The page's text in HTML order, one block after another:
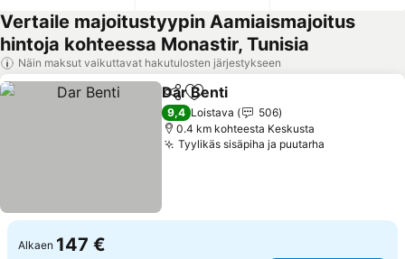
Vertaile majoitustyypin Aamiaismajoitus
hintoja kohteessa Monastir, Tunisia
Näin maksut vaikuttavat hakutulosten järjestykseen
Jaa Lisää suosikkeihin
Dar Benti
9,4 Loistava
506
0.4 km kohteesta Keskusta
Tyylikäs sisäpiha ja puutarha
Alkaen 147 €